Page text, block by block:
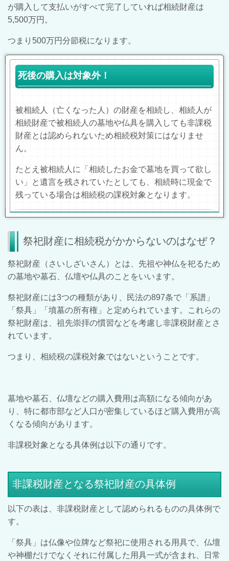
が購入して支払いがすべて完了していれば相続財産は
5,500万円。
つまり500万円分節税になります。
死後の購入は対象外！
被相続人（亡くなった人）の財産を相続し、相続人が
相続財産で被相続人の墓地や仏具を購入しても非課税
財産とは認められないため相続税対策にはなりませ
ん。
たとえ被相続人に「相続したお金で墓地を買って欲し
い」と遺言を残されていたとしても、相続時に現金で
残っている場合は相続税の課税対象となります。
祭祀財産に相続税がかからないのはなぜ？
祭祀財産（さいしざいさん）とは、先祖や神仏を祀るため
の墓地や墓石、仏壇や仏具のことをいいます。
祭祀財産には3つの種類があり、民法の897条で「系譜」
「祭具」「墳墓の所有権」と定められています。これらの
祭祀財産は、祖先崇拝の慣習などを考慮し非課税財産とさ
れています。
つまり、相続税の課税対象ではないということです。
墓地や墓石、仏壇などの購入費用は高額になる傾向があ
り、特に都市部など人口が密集しているほど購入費用が高
くなる傾向があります。
非課税対象となる具体例は以下の通りです。
非課税財産となる祭祀財産の具体例
以下の表は、非課税財産として認められるものの具体例で
す。
「祭具」は仏像や位牌など祭祀に使用される用具で、仏壇
や神棚だけでなくそれに付属した用具一式が含まれ、日常